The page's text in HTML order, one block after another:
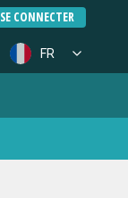
SE CONNECTER
FR